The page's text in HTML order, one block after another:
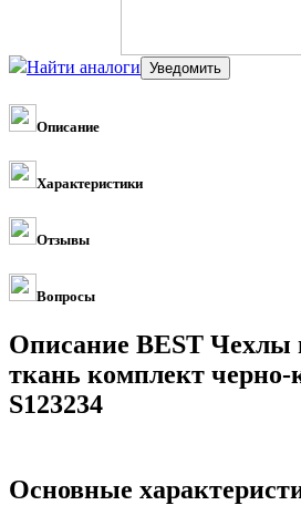
Найти аналоги
Описание
Характеристики
Отзывы
Вопросы
Описание BEST Чехлы
ткань комплект
S123234
Основные